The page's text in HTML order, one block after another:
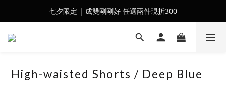
會員訂單滿$2500超取免運
七夕限定 | 成雙剛剛好 任選兩件現折300
會員訂單滿$2500超取免運
High-waisted Shorts / Deep Blue